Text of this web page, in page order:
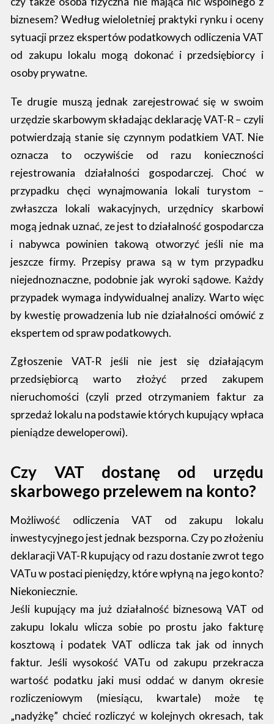
biznesem? Według wieloletniej praktyki rynku i oceny
sytuacji przez ekspertów podatkowych odliczenia VAT
od zakupu lokalu mogą dokonać i przedsiębiorcy i
osoby prywatne.
Te drugie muszą jednak zarejestrować się w swoim
urzędzie skarbowym składając deklarację VAT-R – czyli
potwierdzają stanie się czynnym podatkiem VAT. Nie
oznacza to oczywiście od razu konieczności
rejestrowania działalności gospodarczej. Choć w
przypadku chęci wynajmowania lokali turystom –
zwłaszcza lokali wakacyjnych, urzędnicy skarbowi
mogą jednak uznać, ze jest to działalność gospodarcza
i nabywca powinien takową otworzyć jeśli nie ma
jeszcze firmy. Przepisy prawa są w tym przypadku
niejednoznaczne, podobnie jak wyroki sądowe. Każdy
przypadek wymaga indywidualnej analizy. Warto więc
by kwestię prowadzenia lub nie działalności omówić z
ekspertem od spraw podatkowych.
Zgłoszenie VAT-R jeśli nie jest się działającym
przedsiębiorcą warto złożyć przed zakupem
nieruchomości (czyli przed otrzymaniem faktur za
sprzedaż lokalu na podstawie których kupujący wpłaca
pieniądze deweloperowi).
Czy VAT dostanę od urzędu
skarbowego przelewem na konto?
Możliwość odliczenia VAT od zakupu lokalu
inwestycyjnego jest jednak bezsporna. Czy po złożeniu
deklaracji VAT-R kupujący od razu dostanie zwrot tego
VATu w postaci pieniędzy, które wpłyną na jego konto?
Niekoniecznie.
Jeśli kupujący ma już działalność biznesową VAT od
zakupu lokalu wlicza sobie po prostu jako fakturę
kosztową i podatek VAT odlicza tak jak od innych
faktur. Jeśli wysokość VATu od zakupu przekracza
wartość podatku jaki musi oddać w danym okresie
rozliczeniowym (miesiącu, kwartale) może tę
„nadyżkę” chcieć rozliczyć w kolejnych okresach, tak